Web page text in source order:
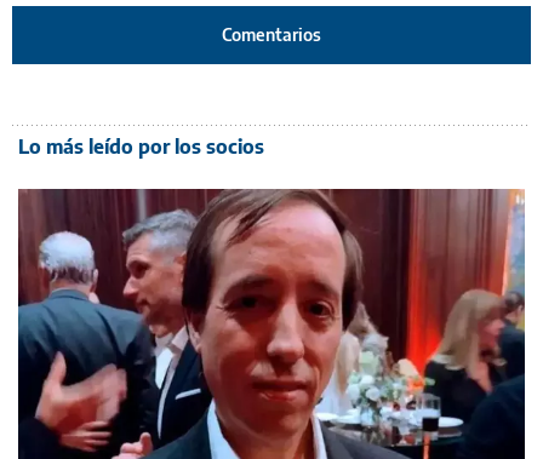
Comentarios
Lo más leído por los socios